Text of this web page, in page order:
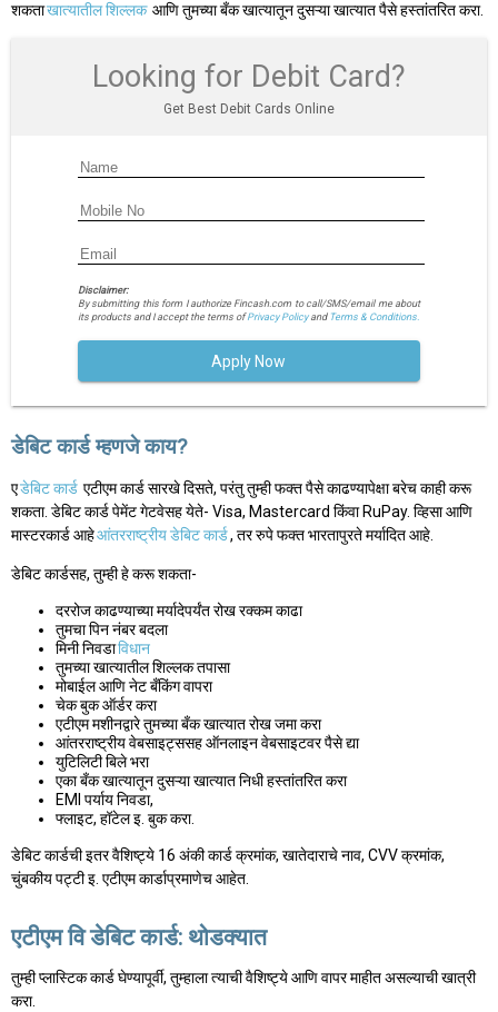
शकताखात्यातील शिल्लक आणि तुमच्या बँक खात्यातून दुसऱ्या खात्यात पैसे हस्तांतरित करा.
Looking for Debit Card?
Get Best Debit Cards Online
Disclaimer:
By submitting this form I authorize Fincash.com to call/SMS/email me about
its products and I accept the terms ofPrivacy Policyand Terms & Conditions.
Apply Now
डेबिट कार्ड म्हणजे काय?
एडेबिट कार्ड एटीएम कार्ड सारखे दिसते, परंतु तुम्ही फक्त पैसे काढण्यापेक्षा बरेच काही करू
शकता. डेबिट कार्ड पेमेंट गेटवेसह येते- Visa, Mastercard किंवा RuPay. व्हिसा आणि
मास्टरकार्ड आहेआंतरराष्ट्रीय डेबिट कार्ड, तर रुपे फक्त भारतापुरते मर्यादित आहे.
डेबिट कार्डसह, तुम्ही हे करू शकता-
दररोज काढण्याच्या मर्यादेपर्यंत रोख रक्कम काढा
तुमचा पिन नंबर बदला
मिनी निवडाविधान
तुमच्या खात्यातील शिल्लक तपासा
मोबाईल आणि नेट बँकिंग वापरा
चेक बुक ऑर्डर करा
एटीएम मशीनद्वारे तुमच्या बँक खात्यात रोख जमा करा
आंतरराष्ट्रीय वेबसाइट्ससह ऑनलाइन वेबसाइटवर पैसे द्या
युटिलिटी बिले भरा
एका बँक खात्यातून दुसऱ्या खात्यात निधी हस्तांतरित करा
EMI पर्याय निवडा,
फ्लाइट, हॉटेल इ. बुक करा.
डेबिट कार्डची इतर वैशिष्‍ट्ये 16 अंकी कार्ड क्रमांक, खातेदाराचे नाव, CVV क्रमांक,
चुंबकीय पट्टी इ. एटीएम कार्डाप्रमाणेच आहेत.
एटीएम वि डेबिट कार्ड: थोडक्यात
तुम्ही प्लास्टिक कार्ड घेण्यापूर्वी, तुम्हाला त्याची वैशिष्ट्ये आणि वापर माहीत असल्याची खात्री
करा.